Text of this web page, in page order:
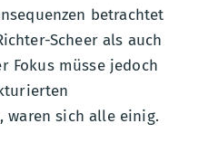
betrachtet
Scheer als auch
Fokus müsse jedoch
waren sich alle einig.